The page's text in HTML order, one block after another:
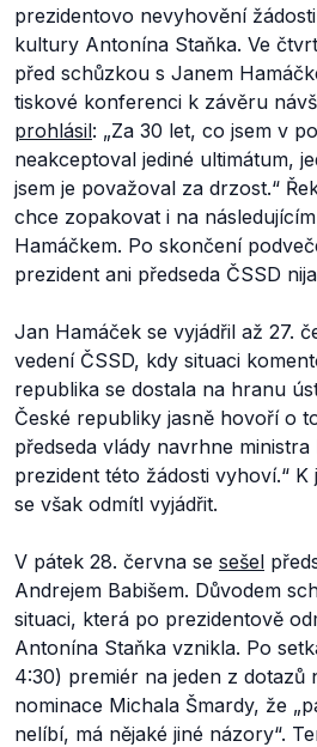
prezidentovo nevyhovění
kultury Antonína Staňka. Ve
před schůzkou s Janem
tiskové konferenci k závěru
prohlásil: „Za 30 let, co jsem v
neakceptoval jediné ultimátum,
jsem je považoval za drzost.“
chce zopakovat i na
Hamáčkem. Po skončení
prezident ani předseda ČSSD
Jan Hamáček se vyjádřil až 27.
vedení ČSSD, kdy situaci
republika se dostala na hranu
České republiky jasně hovoří o
předseda vlády navrhne
prezident této žádosti vyhoví.“ K
se však odmítl vyjádřit.
V pátek 28. června se sešel
Andrejem Babišem. Důvodem
situaci, která po prezidentově
Antonína Staňka vznikla. Po
4:30) premiér na jeden z dotazů
nominace Michala Šmardy, že
nelíbí, má nějaké jiné názory“.